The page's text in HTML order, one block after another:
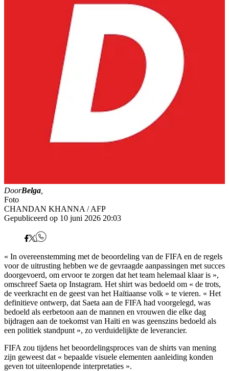
DoorBelga
Foto
CHANDAN KHANNA / AFP
Gepubliceerd op 10 juni 2026 20:03
« In overeenstemming met de beoordeling van de FIFA en de regels
voor de uitrusting hebben we de gevraagde aanpassingen met succes
doorgevoerd, om ervoor te zorgen dat het team helemaal klaar is »,
omschreef Saeta op Instagram. Het shirt was bedoeld om « de trots,
de veerkracht en de geest van het Haïtiaanse volk » te vieren. « Het
definitieve ontwerp, dat Saeta aan de FIFA had voorgelegd, was
bedoeld als eerbetoon aan de mannen en vrouwen die elke dag
bijdragen aan de toekomst van Haïti en was geenszins bedoeld als
een politiek standpunt », zo verduidelijkte de leverancier.
FIFA zou tijdens het beoordelingsproces van de shirts van mening
zijn geweest dat « bepaalde visuele elementen aanleiding konden
geven tot uiteenlopende interpretaties ».